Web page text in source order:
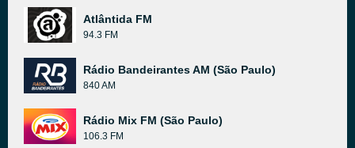
Atlântida FM
94.3 FM
Rádio Bandeirantes AM (São Paulo)
840 AM
Rádio Mix FM (São Paulo)
106.3 FM